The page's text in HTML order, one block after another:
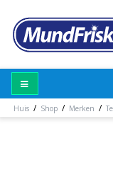
Huis / Shop / Merken /